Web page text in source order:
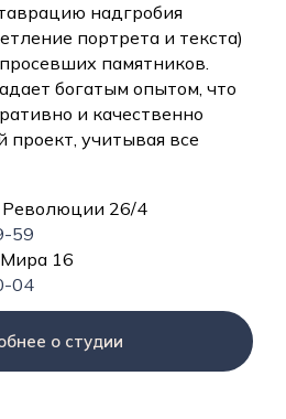
надгробия
портрета и текста)
памятников.
богатым опытом, что
и качественно
учитывая все
Революции 26/4
59
16
04
о студии